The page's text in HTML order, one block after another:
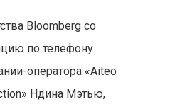
Bloomberg со
по телефону
оператора «Aiteo
Ндина Мэтью,